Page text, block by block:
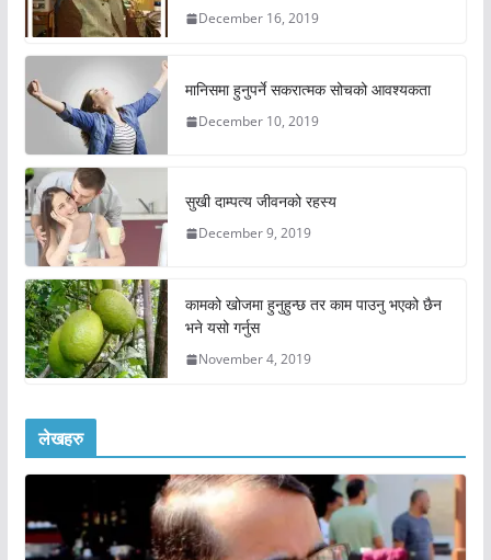
December 16, 2019
मानिसमा हुनुपर्ने सकरात्मक सोचको आवश्यकता
December 10, 2019
सुखी दाम्पत्य जीवनको रहस्य
December 9, 2019
कामको खोजमा हुनुहुन्छ तर काम पाउनु भएको छैन
भने यसो गर्नुस
November 4, 2019
लेखहरु